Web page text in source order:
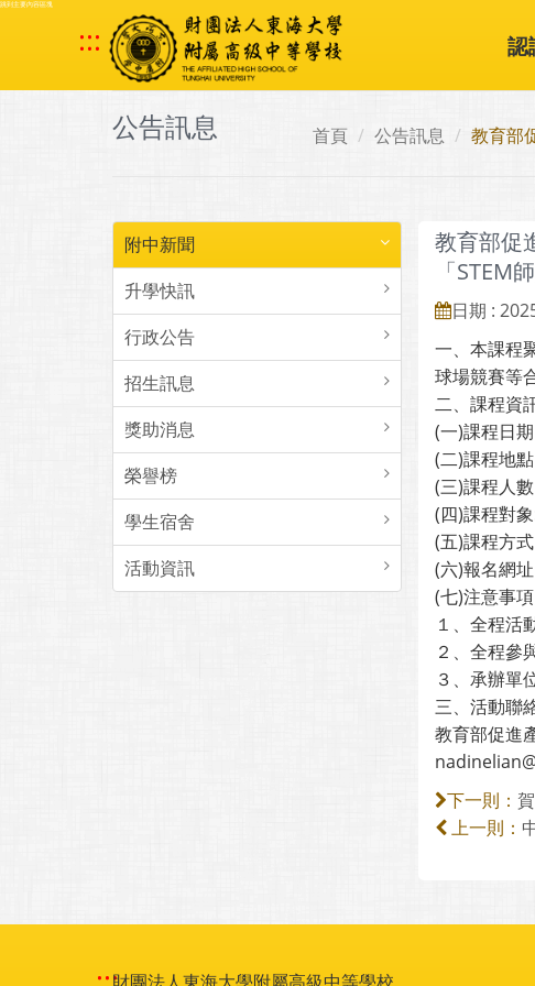
跳到主要內容區塊
::: 認
公告訊息 首頁 公告訊息 教育部
附中新聞
升學快訊
行政公告
招生訊息
獎助消息
榮譽榜
學生宿舍
活動資訊
教育部促
「STEM
日期 :
一、本課程
球場競賽等
二、課程資
(一)課程日
(二)課程地
(三)課程人
(四)課程對
(五)課程方式
(六)報名網
(七)注意事項
１、全程活
２、全程參
３、承辦單
三、活動聯
教育部促進
下一則：
上一則：